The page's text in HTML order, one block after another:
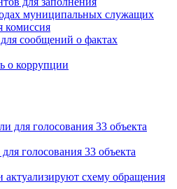
муниципальных служащих
комиссия
сообщений о фактах
о коррупции
голосования 33 объекта